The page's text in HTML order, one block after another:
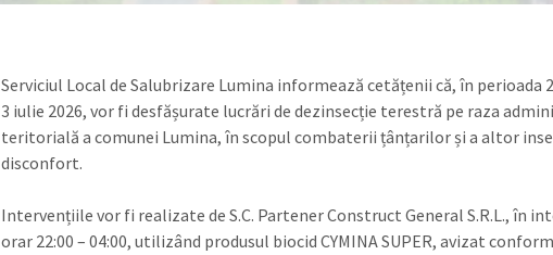
Serviciul Local de Salubrizare Lumina informează cetățenii că, în perioada
3 iulie 2026, vor fi desfășurate lucrări de dezinsecție terestră pe raza
teritorială a comunei Lumina, în scopul combaterii țânțarilor și a altor
disconfort.
Intervențiile vor fi realizate de S.C. Partener Construct General S.R.L., în
orar 22:00 – 04:00, utilizând produsul biocid CYMINA SUPER, avizat conform